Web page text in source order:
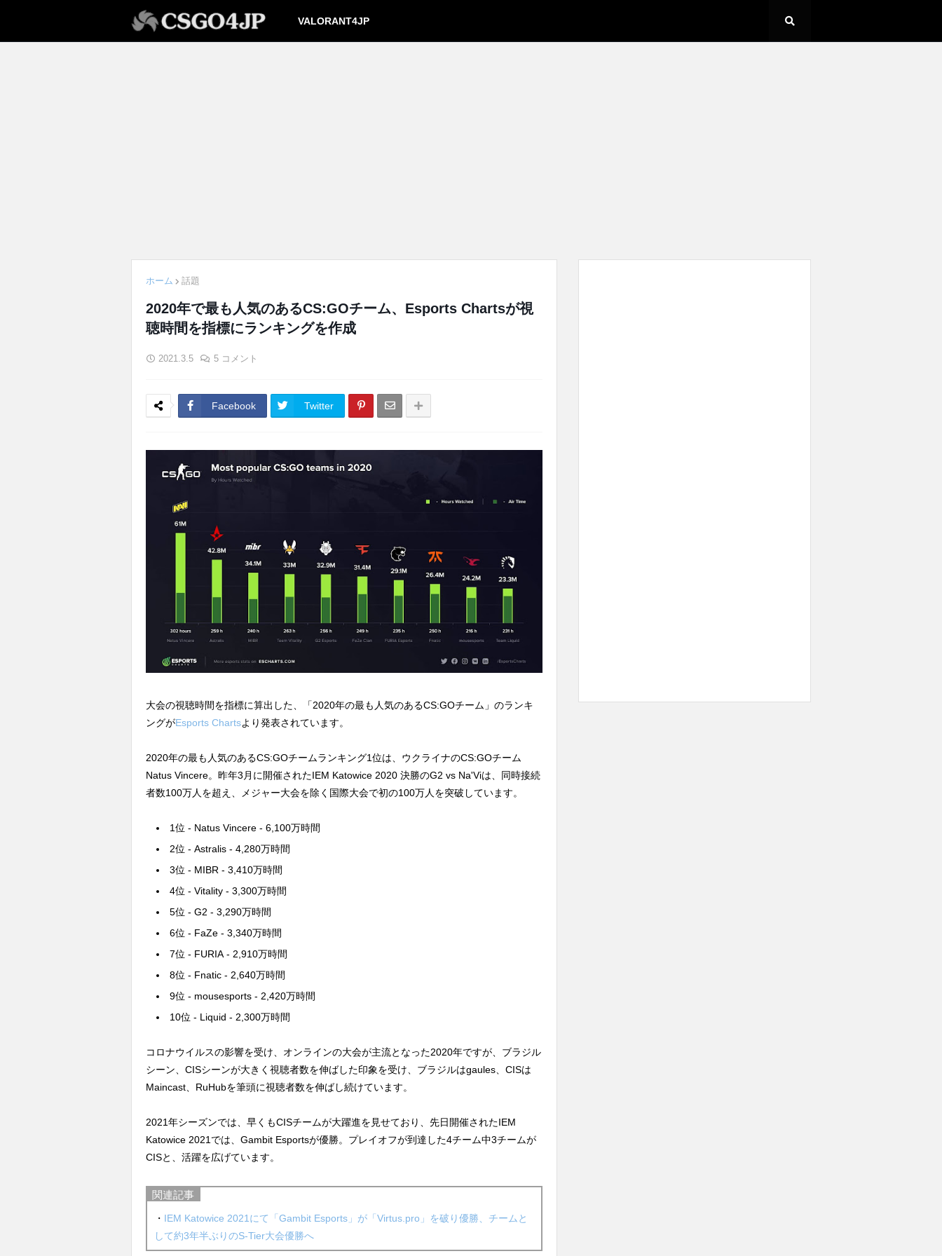
VALORANT4JP
ホーム 話題
2020年で最も人気のあるCS:GOチーム、Esports Chartsが視
聴時間を指標にランキングを作成
2021.3.5 5 コメント
Facebook Twitter
大会の視聴時間を指標に算出した、「2020年の最も人気のあるCS:GOチーム」のランキ
ングがEsports Chartsより発表されています。
2020年の最も人気のあるCS:GOチームランキング1位は、ウクライナのCS:GOチーム
Natus Vincere。昨年3月に開催されたIEM Katowice 2020 決勝のG2 vs Na'Viは、同時接続
者数100万人を超え、メジャー大会を除く国際大会で初の100万人を突破しています。
1位 - Natus Vincere - 6,100万時間
2位 - Astralis - 4,280万時間
3位 - MIBR - 3,410万時間
4位 - Vitality - 3,300万時間
5位 - G2 - 3,290万時間
6位 - FaZe - 3,340万時間
7位 - FURIA - 2,910万時間
8位 - Fnatic - 2,640万時間
9位 - mousesports - 2,420万時間
10位 - Liquid - 2,300万時間
コロナウイルスの影響を受け、オンラインの大会が主流となった2020年ですが、ブラジル
シーン、CISシーンが大きく視聴者数を伸ばした印象を受け、ブラジルはgaules、CISは
Maincast、RuHubを筆頭に視聴者数を伸ばし続けています。
2021年シーズンでは、早くもCISチームが大躍進を見せており、先日開催されたIEM
Katowice 2021では、Gambit Esportsが優勝。プレイオフが到達した4チーム中3チームが
CISと、活躍を広げています。
関連記事
・ IEM Katowice 2021にて「Gambit Esports」が「Virtus.pro」を破り優勝、チームと
して約3年半ぶりのS-Tier大会優勝へ